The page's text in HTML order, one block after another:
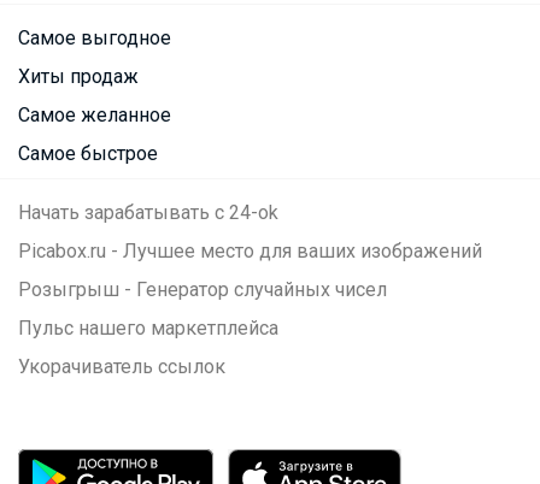
Самое выгодное
Хиты продаж
Самое желанное
Самое быстрое
Начать зарабатывать с 24-ok
Picabox.ru - Лучшее место для ваших изображений
Розыгрыш - Генератор случайных чисел
Пульс нашего маркетплейса
Укорачиватель ссылок